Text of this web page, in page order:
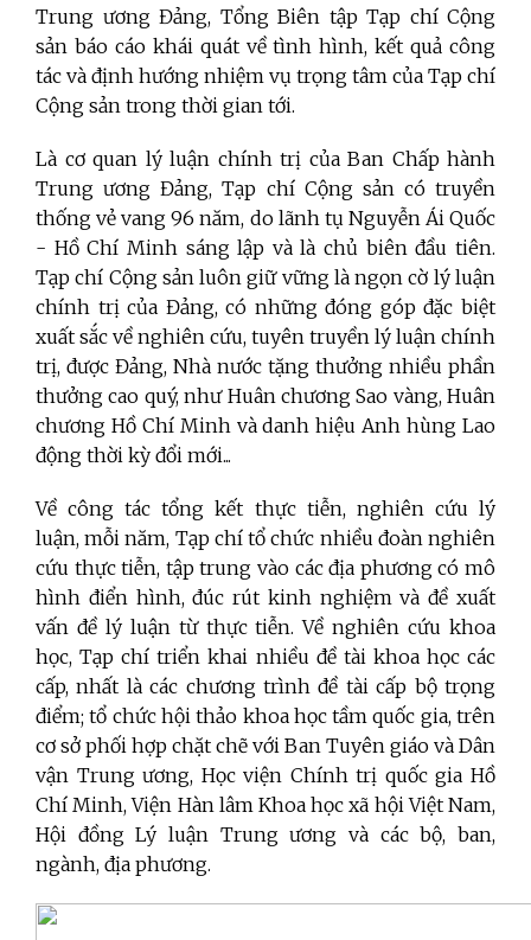
Trung ương Đảng, Tổng Biên tập Tạp chí Cộng
sản báo cáo khái quát về tình hình, kết quả công
tác và định hướng nhiệm vụ trọng tâm của Tạp chí
Cộng sản trong thời gian tới.
Là cơ quan lý luận chính trị của Ban Chấp hành
Trung ương Đảng, Tạp chí Cộng sản có truyền
thống vẻ vang 96 năm, do lãnh tụ Nguyễn Ái Quốc
- Hồ Chí Minh sáng lập và là chủ biên đầu tiên.
Tạp chí Cộng sản luôn giữ vững là ngọn cờ lý luận
chính trị của Đảng, có những đóng góp đặc biệt
xuất sắc về nghiên cứu, tuyên truyền lý luận chính
trị, được Đảng, Nhà nước tặng thưởng nhiều phần
thưởng cao quý, như Huân chương Sao vàng, Huân
chương Hồ Chí Minh và danh hiệu Anh hùng Lao
động thời kỳ đổi mới...
Về công tác tổng kết thực tiễn, nghiên cứu lý
luận, mỗi năm, Tạp chí tổ chức nhiều đoàn nghiên
cứu thực tiễn, tập trung vào các địa phương có mô
hình điển hình, đúc rút kinh nghiệm và đề xuất
vấn đề lý luận từ thực tiễn. Về nghiên cứu khoa
học, Tạp chí triển khai nhiều đề tài khoa học các
cấp, nhất là các chương trình đề tài cấp bộ trọng
điểm; tổ chức hội thảo khoa học tầm quốc gia, trên
cơ sở phối hợp chặt chẽ với Ban Tuyên giáo và Dân
vận Trung ương, Học viện Chính trị quốc gia Hồ
Chí Minh, Viện Hàn lâm Khoa học xã hội Việt Nam,
Hội đồng Lý luận Trung ương và các bộ, ban,
ngành, địa phương.